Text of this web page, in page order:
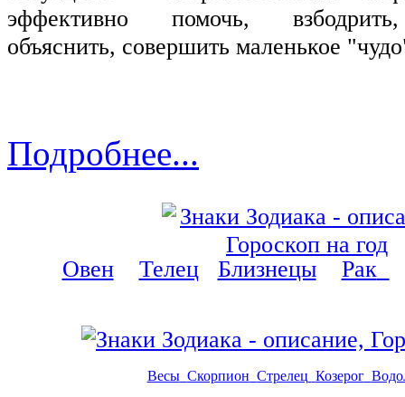
эффективно помочь, взбодрить,
объяснить, совершить маленькое
Подробнее...
Овен Телец Близнецы Рак
Весы Скорпион Стрелец Козерог